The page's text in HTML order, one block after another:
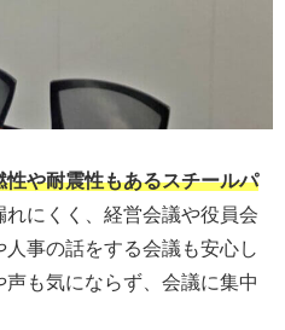
や耐震性もあるスチールパ
れにくく、経営会議や役員会
事の話をする会議も安心し
も気にならず、会議に集中